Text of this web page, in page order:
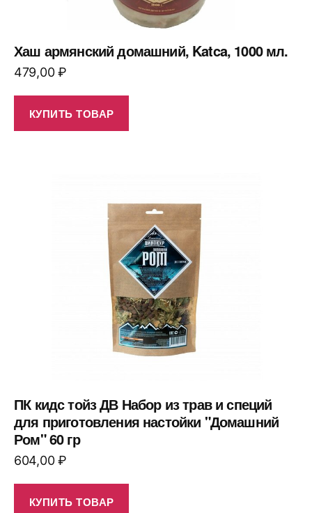
Хаш армянский домашний, Katca, 1000 мл.
479,00₽
КУПИТЬ ТОВАР
ПК кидс тойз ДВ Набор из трав и специй
для приготовления настойки "Домашний
Ром" 60 гр
604,00₽
КУПИТЬ ТОВАР